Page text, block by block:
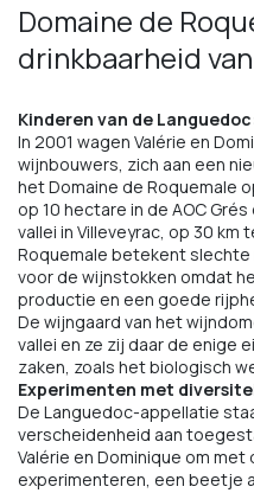
Domaine de
drinkbaarheid
Kinderen van de
In 2001 wagen Valérie en
wijnbouwers, zich aan een
het Domaine de Roquemale
op 10 hectare in de AOC
vallei in Villeveyrac, op 30 km
Roquemale betekent
voor de wijnstokken omdat
productie en een goede
De wijngaard van het
vallei en ze zij daar de enige
zaken, zoals het biologisch
Experimenten met
De Languedoc-appellatie
verscheidenheid aan
Valérie en Dominique om
experimenteren, een beetje